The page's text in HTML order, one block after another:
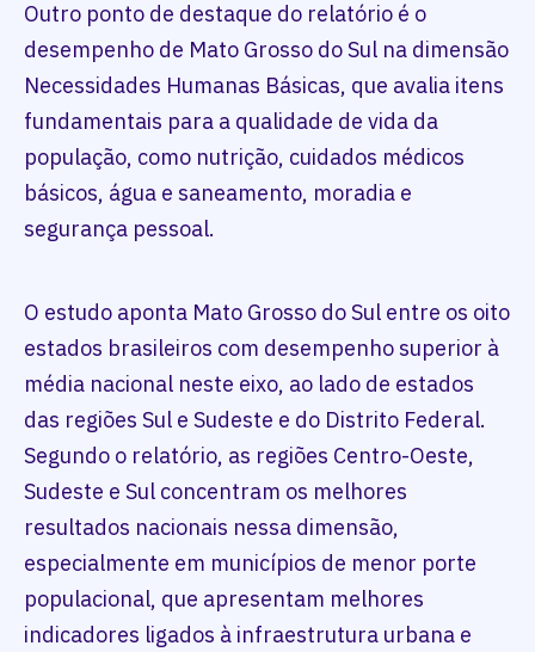
Outro ponto de destaque do relatório é o
desempenho de Mato Grosso do Sul na dimensão
Necessidades Humanas Básicas, que avalia itens
fundamentais para a qualidade de vida da
população, como nutrição, cuidados médicos
básicos, água e saneamento, moradia e
segurança pessoal.
O estudo aponta Mato Grosso do Sul entre os oito
estados brasileiros com desempenho superior à
média nacional neste eixo, ao lado de estados
das regiões Sul e Sudeste e do Distrito Federal.
Segundo o relatório, as regiões Centro-Oeste,
Sudeste e Sul concentram os melhores
resultados nacionais nessa dimensão,
especialmente em municípios de menor porte
populacional, que apresentam melhores
indicadores ligados à infraestrutura urbana e